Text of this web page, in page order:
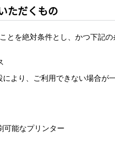
ただくもの
を絶対条件とし、かつ下記の
より、ご利用できない場合が
可能なプリンター